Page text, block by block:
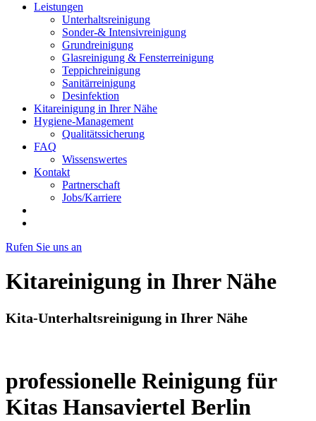
Leistungen
Unterhaltsreinigung
Sonder-& Intensivreinigung
Grundreinigung
Glasreinigung & Fensterreinigung
Teppichreinigung
Sanitärreinigung
Desinfektion
Kitareinigung in Ihrer Nähe
Hygiene-Management
Qualitätssicherung
FAQ
Wissenswertes
Kontakt
Partnerschaft
Jobs/Karriere
Rufen Sie uns an
Kitareinigung in Ihrer Nähe
Kita-Unterhaltsreinigung in Ihrer Nähe
professionelle Reinigung für
Kitas Hansaviertel Berlin